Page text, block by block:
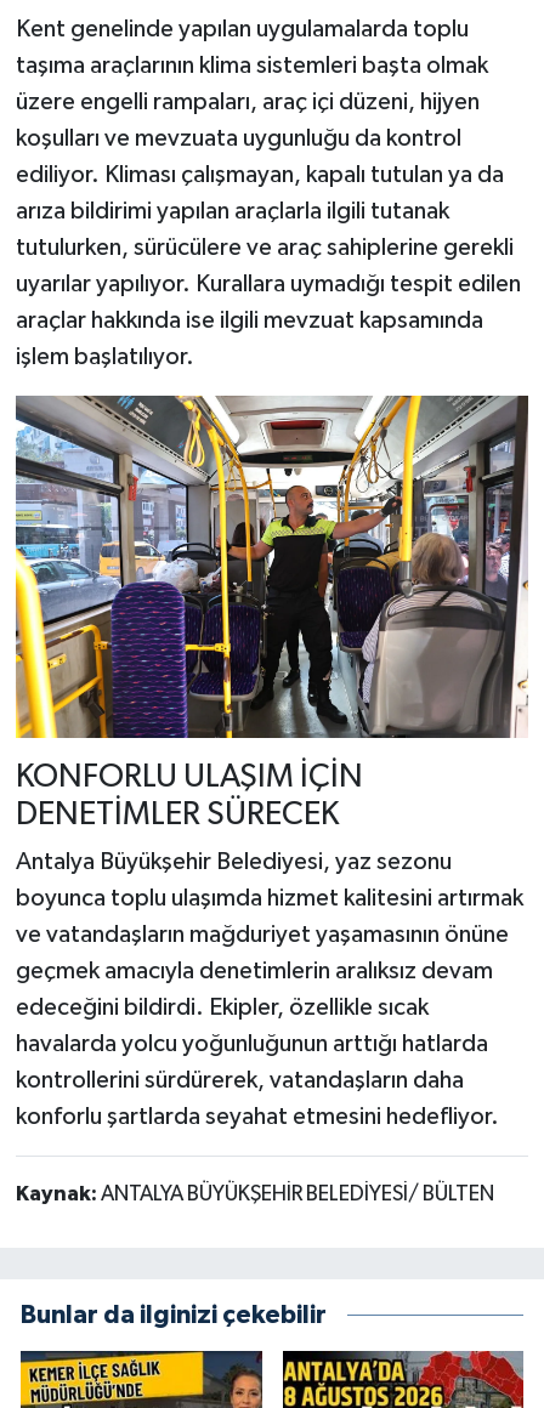
Kent genelinde yapılan uygulamalarda toplu
taşıma araçlarının klima sistemleri başta olmak
üzere engelli rampaları, araç içi düzeni, hijyen
koşulları ve mevzuata uygunluğu da kontrol
ediliyor. Kliması çalışmayan, kapalı tutulan ya da
arıza bildirimi yapılan araçlarla ilgili tutanak
tutulurken, sürücülere ve araç sahiplerine gerekli
uyarılar yapılıyor. Kurallara uymadığı tespit edilen
araçlar hakkında ise ilgili mevzuat kapsamında
işlem başlatılıyor.
KONFORLU ULAŞIM İÇİN
DENETİMLER SÜRECEK
Antalya Büyükşehir Belediyesi, yaz sezonu
boyunca toplu ulaşımda hizmet kalitesini artırmak
ve vatandaşların mağduriyet yaşamasının önüne
geçmek amacıyla denetimlerin aralıksız devam
edeceğini bildirdi. Ekipler, özellikle sıcak
havalarda yolcu yoğunluğunun arttığı hatlarda
kontrollerini sürdürerek, vatandaşların daha
konforlu şartlarda seyahat etmesini hedefliyor.
Kaynak: ANTALYA BÜYÜKŞEHİR BELEDİYESİ/ BÜLTEN
Bunlar da ilginizi çekebilir